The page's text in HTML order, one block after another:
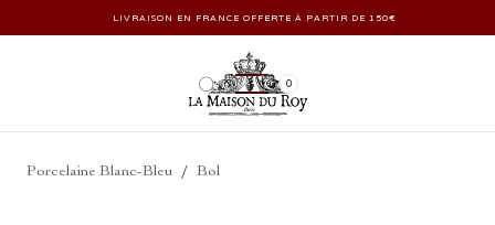
LIVRAISON EN FRANCE OFFERTE À PARTIR DE 150€
0
Porcelaine Blanc-Bleu / Bol